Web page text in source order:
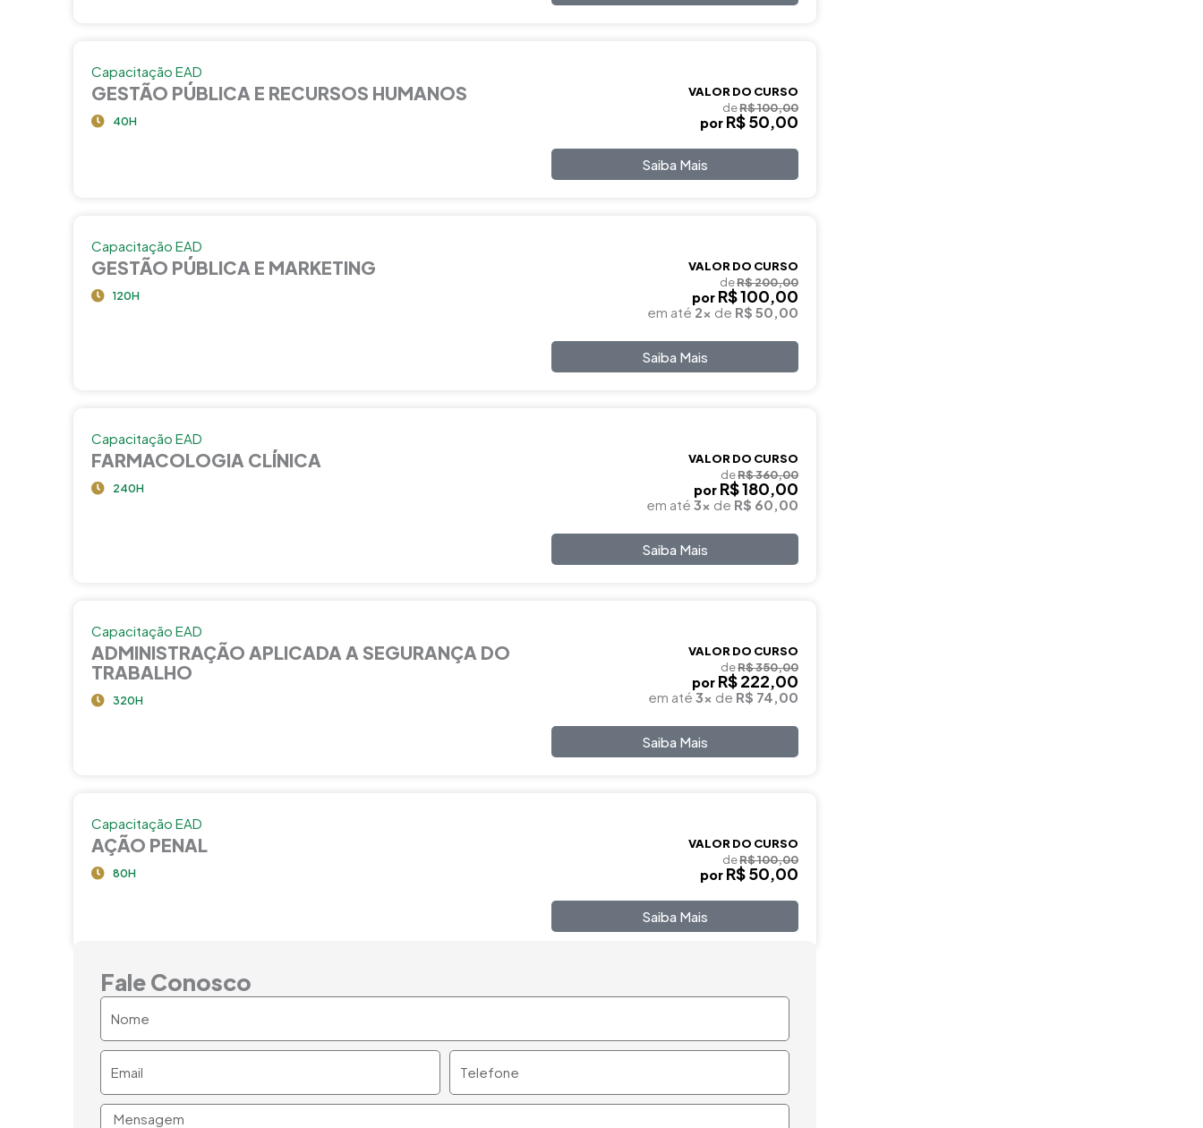
Capacitação EAD
GESTÃO PÚBLICA E RECURSOS HUMANOS
40H
VALOR DO CURSO
deR$ 100,00
por R$ 50,00
Saiba Mais
Capacitação EAD
GESTÃO PÚBLICA E MARKETING
120H
VALOR DO CURSO
deR$ 200,00
por R$ 100,00
em até 2x de R$ 50,00
Saiba Mais
Capacitação EAD
FARMACOLOGIA CLÍNICA
240H
VALOR DO CURSO
deR$ 360,00
por R$ 180,00
em até 3x de R$ 60,00
Saiba Mais
Capacitação EAD
ADMINISTRAÇÃO APLICADA A SEGURANÇA DO
TRABALHO
320H
VALOR DO CURSO
deR$ 350,00
por R$ 222,00
em até 3x de R$ 74,00
Saiba Mais
Capacitação EAD
AÇÃO PENAL
80H
VALOR DO CURSO
deR$ 100,00
por R$ 50,00
Saiba Mais
Fale Conosco
Mensagem